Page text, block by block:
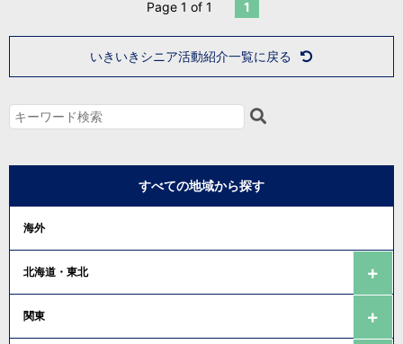
Page 1 of 1 1
いきいきシニア活動紹介一覧に戻る
すべての地域から探す
海外
北海道・東北
関東